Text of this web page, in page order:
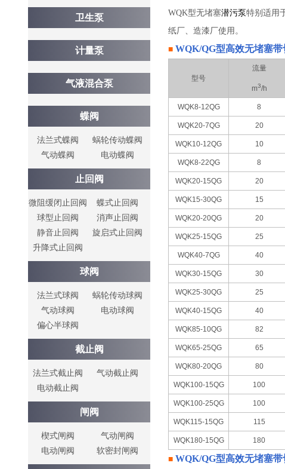
卫生泵
计量泵
气液混合泵
蝶阀
法兰式蝶阀
蜗轮传动蝶阀
气动蝶阀
电动蝶阀
止回阀
微阻缓闭止回阀
蝶式止回阀
球型止回阀
消声止回阀
静音止回阀
旋启式止回阀
升降式止回阀
球阀
法兰式球阀
蜗轮传动球阀
气动球阀
电动球阀
偏心半球阀
截止阀
法兰式截止阀
气动截止阀
电动截止阀
闸阀
楔式闸阀
气动闸阀
电动闸阀
软密封闸阀
WQK型无堵塞潜污泵特别适用
纸厂、造漆厂使用。
■ WQK/QG型高效无堵塞
型号
流量
m3/h
WQK8-12QG 8
WQK20-7QG 20
WQK10-12QG 10
WQK8-22QG 8
WQK20-15QG 20
WQK15-30QG 15
WQK20-20QG 20
WQK25-15QG 25
WQK40-7QG 40
WQK30-15QG 30
WQK25-30QG 25
WQK40-15QG 40
WQK85-10QG 82
WQK65-25QG 65
WQK80-20QG 80
WQK100-15QG 100
WQK100-25QG 100
WQK115-15QG 115
WQK180-15QG 180
■ WQK/QG型高效无堵塞